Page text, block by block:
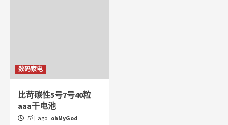
数码家电
比苛碳性5号7号40粒
aaa干电池
5年 ago ohMyGod